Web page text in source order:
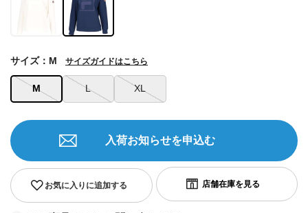
M L XL
サイズ：M サイズガイドはこちら
お気に入りに追加する
入荷お知らせを申込む